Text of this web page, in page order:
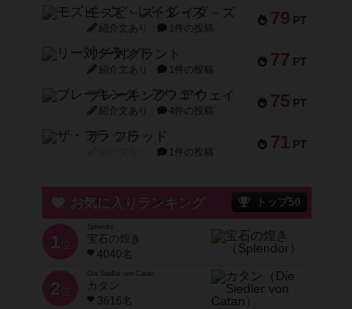
79 PT
モズビ－ズ・レイダ－ズ
紹介文あり 1件の投稿
77 PT
リー対グラント
紹介文あり 1件の投稿
75 PT
ブレーキング・アウェイ
紹介文あり 4件の投稿
71 PT
ザ・フラッド
1件の投稿
お気に入りランキング トップ50
1 位
宝石の煌き
4040名
2 位
Die Siedler von Catan
カタン
3616名